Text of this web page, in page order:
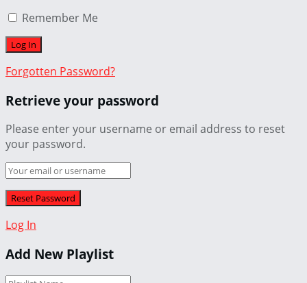
Remember Me
Forgotten Password?
Retrieve your password
Please enter your username or email address to reset
your password.
Log In
Add New Playlist